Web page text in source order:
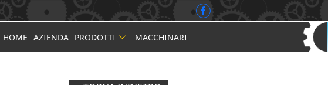
HOME AZIENDA PRODOTTI MACCHINARI